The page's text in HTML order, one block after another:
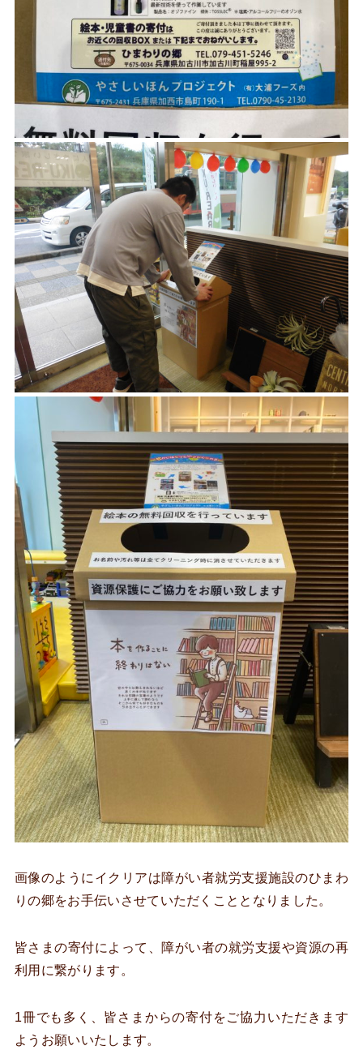
画像のようにイクリアは障がい者就労支援施設のひまわ
りの郷をお手伝いさせていただくこととなりました。
皆さまの寄付によって、障がい者の就労支援や資源の再
利用に繋がります。
1冊でも多く、皆さまからの寄付をご協力いただきます
ようお願いいたします。